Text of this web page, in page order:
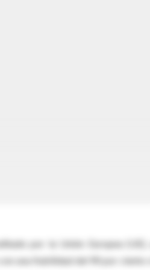
por la Unión Europea (UE),
una fiabilidad del 90 por ciento